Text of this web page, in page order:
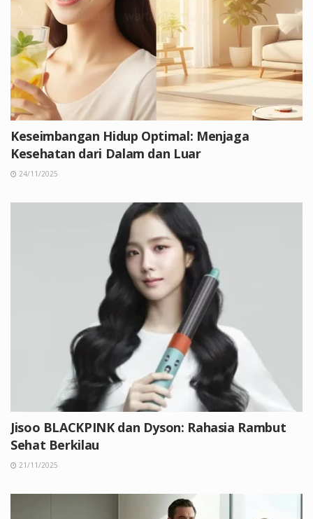
Keseimbangan Hidup Optimal: Menjaga
Kesehatan dari Dalam dan Luar
24/11/2025
Jisoo BLACKPINK dan Dyson: Rahasia Rambut
Sehat Berkilau
21/11/2025